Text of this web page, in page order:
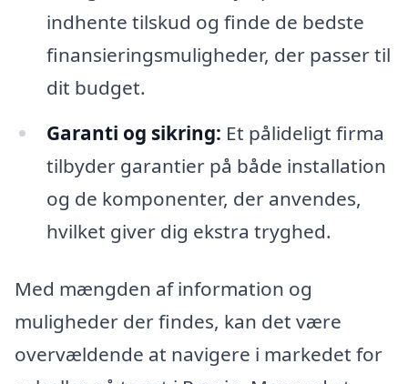
indhente tilskud og finde de bedste
finansieringsmuligheder, der passer til
dit budget.
Garanti og sikring: Et pålideligt firma
tilbyder garantier på både installation
og de komponenter, der anvendes,
hvilket giver dig ekstra tryghed.
Med mængden af information og
muligheder der findes, kan det være
overvældende at navigere i markedet for